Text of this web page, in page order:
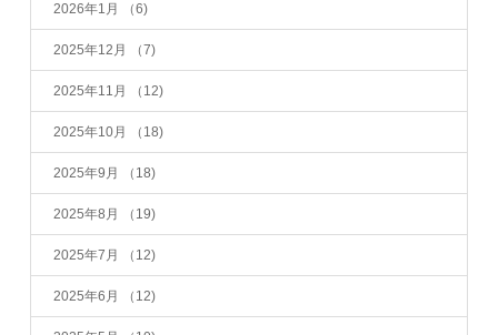
2026年1月 （6)
2025年12月 （7)
2025年11月 （12)
2025年10月 （18)
2025年9月 （18)
2025年8月 （19)
2025年7月 （12)
2025年6月 （12)